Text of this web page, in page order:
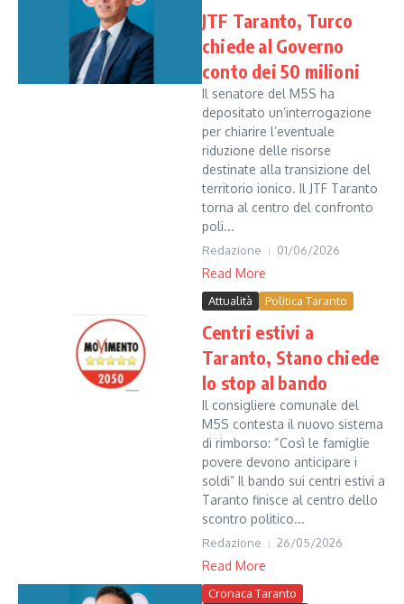
JTF Taranto, Turco
chiede al Governo
conto dei 50 milioni
Il senatore del M5S ha
depositato un’interrogazione
per chiarire l’eventuale
riduzione delle risorse
destinate alla transizione del
territorio ionico. Il JTF Taranto
torna al centro del confronto
poli...
Redazione 01/06/2026
Read More
Attualità Politica Taranto
Centri estivi a
Taranto, Stano chiede
lo stop al bando
Il consigliere comunale del
M5S contesta il nuovo sistema
di rimborso: “Così le famiglie
povere devono anticipare i
soldi” Il bando sui centri estivi a
Taranto finisce al centro dello
scontro politico...
Redazione 26/05/2026
Read More
Cronaca Taranto